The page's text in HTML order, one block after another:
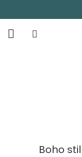
Boho